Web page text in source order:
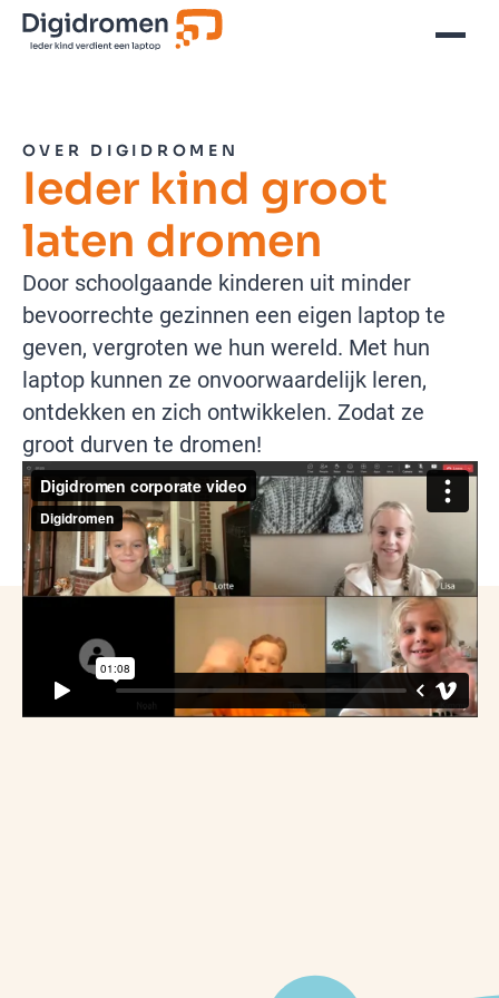
OVER DIGIDROMEN
Ieder kind groot
laten dromen
Door schoolgaande kinderen uit minder
bevoorrechte gezinnen een eigen laptop te
geven, vergroten we hun wereld. Met hun
laptop kunnen ze onvoorwaardelijk leren,
ontdekken en zich ontwikkelen. Zodat ze
groot durven te dromen!